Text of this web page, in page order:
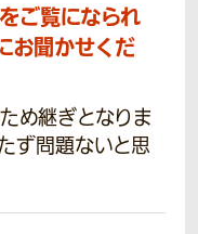
ご覧になられ
お聞かせくだ
め継ぎとなりま
ず問題ないと思